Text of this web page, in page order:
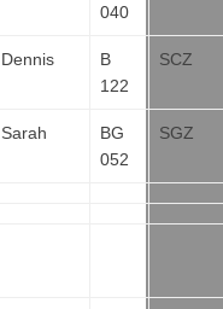
040
Dennis
B
122
SCZ
Sarah
BG
052
SGZ